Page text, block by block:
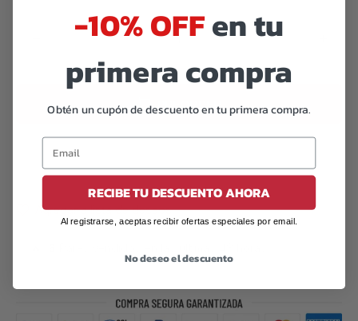
PREORDER
Agregar a lista de deseos
-10% OFFen tu
primera compra
Obtén un cupón de descuento en tu primera compra.
RECIBE TU DESCUENTO AHORA
Al registrarse, aceptas recibir ofertas especiales por email.
No deseo el descuento